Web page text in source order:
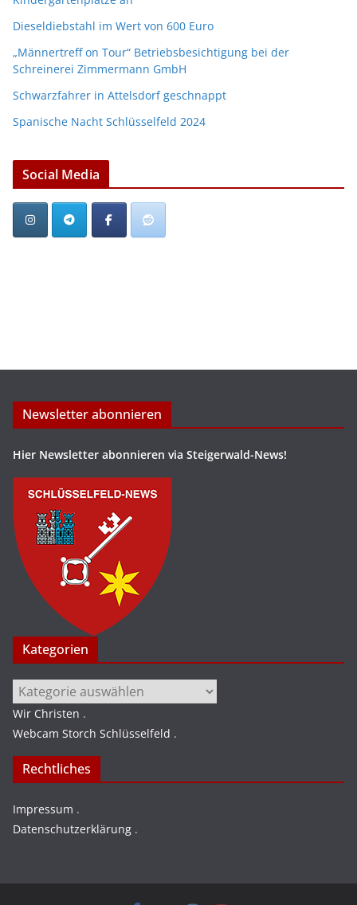
Dieseldiebstahl im Wert von 600 Euro
„Männertreff on Tour“ Betriebsbesichtigung bei der
Schreinerei Zimmermann GmbH
Schwarzfahrer in Attelsdorf geschnappt
Spanische Nacht Schlüsselfeld 2024
Social Media
Newsletter abonnieren
Hier Newsletter abonnieren via Steigerwald-News!
Kategorien
Kategorien
Wir Christen .
Webcam Storch Schlüsselfeld .
Rechtliches
Impressum .
Datenschutzerklärung .